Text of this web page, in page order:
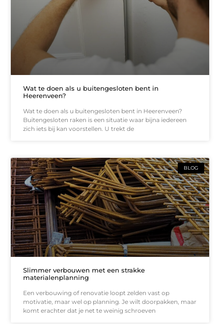
Wat te doen als u buitengesloten bent in
Heerenveen?
Wat te doen als u buitengesloten bent in Heerenveen?
Buitengesloten raken is een situatie waar bijna iedereen
zich iets bij kan voorstellen. U trekt de
BLOG
Slimmer verbouwen met een strakke
materialenplanning
Een verbouwing of renovatie loopt zelden vast op
motivatie, maar wel op planning. Je wilt doorpakken, maar
komt erachter dat je net te weinig schroeven